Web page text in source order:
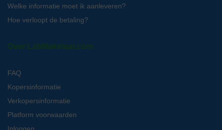
Welke informatie moet ik aanleveren?
Hoe verloopt de betaling?
Over LabMakelaar.com
FAQ
Kopersinformatie
Verkopersinformatie
Platform voorwaarden